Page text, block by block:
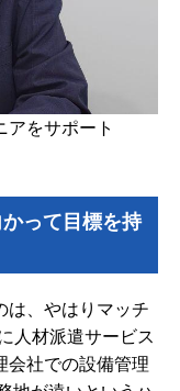
をサポート
って目標を持
は、やはりマッチ
人材派遣サービス
会社での設備管理